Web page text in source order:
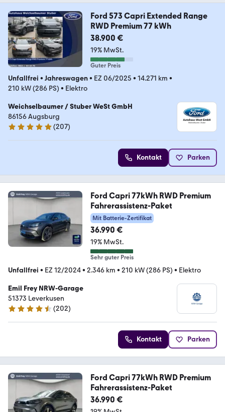
Ford 573 Capri Extended Range
RWD Premium 77 kWh
38.900 €
19% MwSt.
Guter Preis
Unfallfrei • Jahreswagen• EZ 06/2025 • 14.271 km •
210 kW (286 PS) • Elektro
Weichselbaumer / Stuber WeSt GmbH
86156 Augsburg
5 Sterne
(207)
Kontakt Parken
Ford Capri 77kWh RWD Premium
Fahrerassistenz-Paket
Mit Batterie-Zertifikat
36.990 €
19% MwSt.
Sehr guter Preis
Unfallfrei • EZ 12/2024• 2.346 km • 210 kW (286 PS) • Elektro
Emil Frey NRW-Garage
51373 Leverkusen
4.6 Sterne
(202)
Kontakt Parken
Ford Capri 77kWh RWD Premium
Fahrerassistenz-Paket
36.990 €